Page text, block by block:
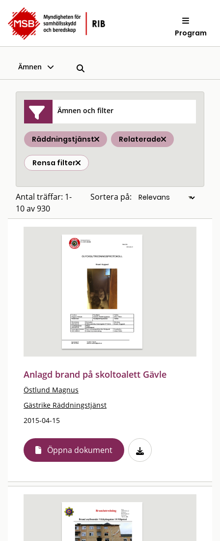
Program
Ämnen
Ämnen och filter
Räddningstjänst Relaterade
Rensa filter
Antal träffar: 1-
10 av 930
Sortera på:
Anlagd brand på skoltoalett Gävle
Östlund Magnus
Gästrike Räddningstjänst
2015-04-15
Öppna dokument